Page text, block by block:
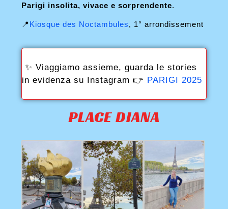
Parigi insolita, vivace e sorprendente.
📍Kiosque des Noctambules, 1° arrondissement
✨ Viaggiamo assieme, guarda le stories
in evidenza su Instagram 👉 PARIGI 2025
PLACE DIANA